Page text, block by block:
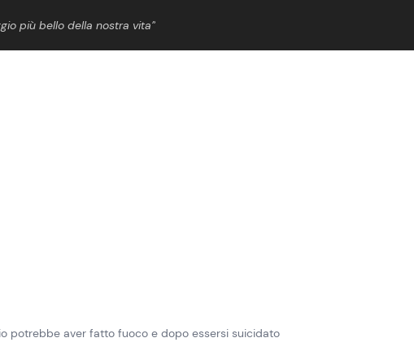
più bello della nostra vita”
potrebbe aver fatto fuoco e dopo essersi suicidato